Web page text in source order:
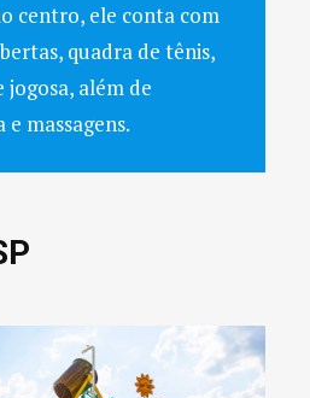
centro, ele conta com
quadra de tênis,
jogosa, além de
e massagens.